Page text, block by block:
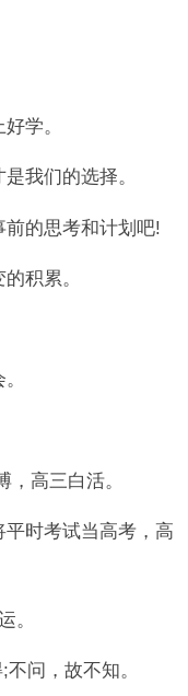
学。
我们的选择。
的思考和计划吧!
积累。
高三白活。
时考试当高考，高
。
问，故不知。